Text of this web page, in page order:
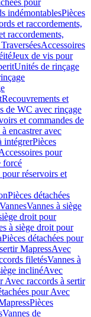
pour
indémontablesPièces
et raccordements,
raccordements,
Accessoires
Jeux de vis pour
Unités de rinçage
Recouvrements et
de WC avec rinçage
et commandes de
encastrer avec
intégrerPièces
pour
forcé
pour réservoirs et
Pièces détachées
VannesVannes à siège
droit pour
à siège droit pour
Pièces détachées pour
MapressAvec
filetésVannes à
inclinéAvec
Avec raccords à sertir
pour Avec
Pièces
Vannes de